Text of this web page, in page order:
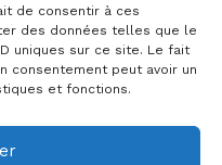
de consentir à ces
des données telles que le
uniques sur ce site. Le fait
consentement peut avoir un
et fonctions.